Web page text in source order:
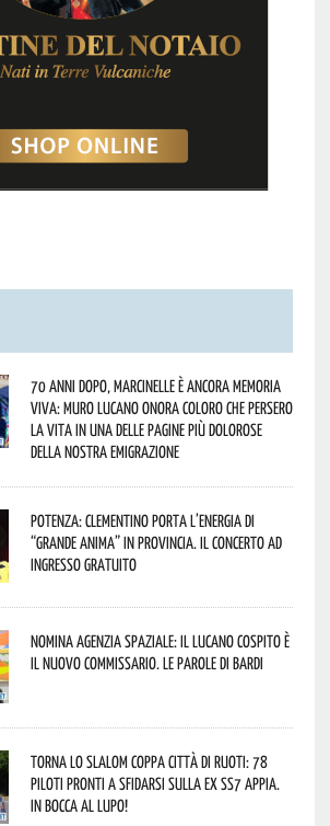
70 anni dopo, Marcinelle è ancora memoria
viva: Muro Lucano onora coloro che persero
la vita in una delle pagine più dolorose
della nostra emigrazione
Potenza: Clementino porta l’energia di
“Grande Anima” in provincia. Il concerto ad
ingresso gratuito
Nomina Agenzia Spaziale: il lucano Cospito è
il nuovo commissario. Le parole di Bardi
Torna lo Slalom Coppa Città di Ruoti: 78
piloti pronti a sfidarsi sulla ex SS7 Appia.
In bocca al lupo!